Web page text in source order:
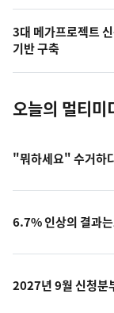
의
사
진
3대 메가프로젝트
기반 구축
오늘의 멀티미
"뭐하세요" 수거하
6.7% 인상의 결과
2027년 9월 신청분